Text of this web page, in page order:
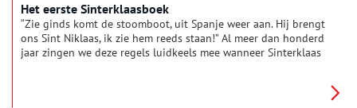
Het eerste Sinterklaasboek
“Zie ginds komt de stoomboot, uit Spanje weer aan. Hij brengt
ons Sint Niklaas, ik zie hem reeds staan!” Al meer dan honderd
jaar zingen we deze regels luidkeels mee wanneer Sinterklaas